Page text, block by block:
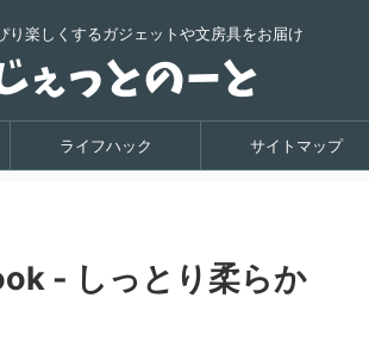
り楽しくするガジェットや文房具をお届け
ライフハック サイトマップ
- しっとり柔らか